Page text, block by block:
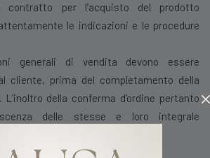
per l’acquisto del prodotto
le indicazioni e le procedure
generali di vendita devono essere
cliente, prima del completamento della
della conferma d’ordine pertanto
delle stesse e loro integrale